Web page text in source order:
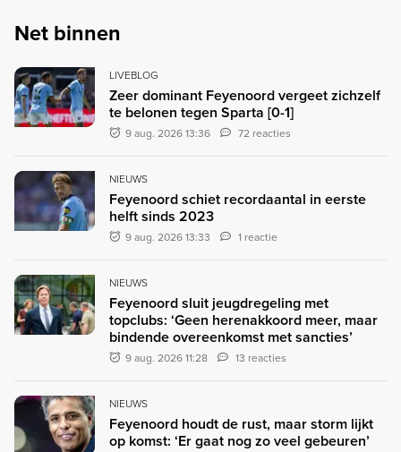
Net binnen
LIVEBLOG
Zeer dominant Feyenoord vergeet zichzelf
te belonen tegen Sparta [0-1]
9 aug. 2026 13:36 72 reacties
NIEUWS
Feyenoord schiet recordaantal in eerste
helft sinds 2023
9 aug. 2026 13:33 1 reactie
NIEUWS
Feyenoord sluit jeugdregeling met
topclubs: ‘Geen herenakkoord meer, maar
bindende overeenkomst met sancties’
9 aug. 2026 11:28 13 reacties
NIEUWS
Feyenoord houdt de rust, maar storm lijkt
op komst: ‘Er gaat nog zo veel gebeuren’